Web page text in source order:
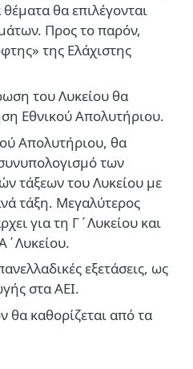
θα επιλέγονται
Προς το παρόν,
της Ελάχιστης
του Λυκείου θα
Εθνικού Απολυτήριου.
Απολυτήριου, θα
των
τάξεων του Λυκείου με
τάξη. Μεγαλύτερος
για τη Γ΄Λυκείου και
εξετάσεις, ως
στα ΑΕΙ.
θα καθορίζεται από τα